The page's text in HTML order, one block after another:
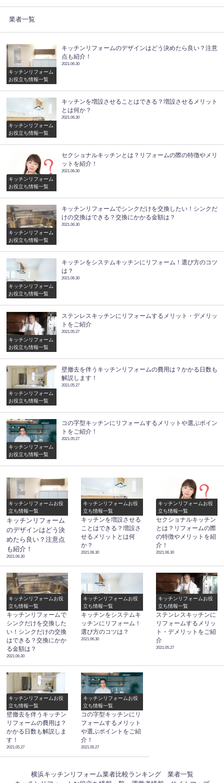
業者一覧
キッチンリフォーム
お役立ち情報一覧
キッチンリフォームのデザインはどう決めたら良い？注意
点も紹介！
2021.06.30
キッチンリフォーム
お役立ち情報一覧
キッチンを増設させることはできる？増設させるメリット
とは何か？
2021.06.30
キッチンリフォーム
お役立ち情報一覧
セクショナルキッチンとは？リフォームの際の特徴やメリ
ットを紹介！
2021.06.30
キッチンリフォーム
お役立ち情報一覧
キッチンリフォームでシンクだけを交換したい！シンクだ
けの交換はできる？交換にかかる金額は？
2021.06.30
キッチンリフォーム
お役立ち情報一覧
キッチンをシステムキッチンにリフォーム！選び方のコツ
は？
2021.06.30
キッチンリフォーム
お役立ち情報一覧
ステンレスキッチンにリフォームするメリット・デメリッ
トをご紹介
2021.05.27
キッチンリフォーム
お役立ち情報一覧
壁撤去を伴うキッチンリフォームの費用は？かかる日数も
解説します！
2021.05.27
キッチンリフォーム
お役立ち情報一覧
コの字型キッチンにリフォームするメリットや選ぶポイン
トをご紹介！
2021.05.27
キッチンリフォームお役
立ち情報一覧
キッチンリフォーム
のデザインはどう決
めたら良い？注意点
も紹介！
2021.06.30
キッチンリフォームお役
立ち情報一覧
キッチンを増設させる
ことはできる？増設さ
せるメリットとは何
か？
2021.06.30
キッチンリフォームお役
立ち情報一覧
セクショナルキッチン
とは？リフォームの際
の特徴やメリットを紹
介！
2021.06.30
キッチンリフォームお役
立ち情報一覧
キッチンリフォームで
シンクだけを交換した
い！シンクだけの交換
はできる？交換にかか
る金額は？
2021.06.30
キッチンリフォームお役
立ち情報一覧
キッチンをシステムキ
ッチンにリフォーム！
選び方のコツは？
2021.06.30
キッチンリフォームお役
立ち情報一覧
ステンレスキッチンに
リフォームするメリッ
ト・デメリットをご紹
介
2021.05.27
キッチンリフォームお役
立ち情報一覧
壁撤去を伴うキッチン
リフォームの費用は？
かかる日数も解説しま
す！
2021.05.27
キッチンリフォームお役
立ち情報一覧
コの字型キッチンにリ
フォームするメリット
や選ぶポイントをご紹
介！
2021.05.27
横浜キッチンリフォーム業者比較ランキング
業者一覧